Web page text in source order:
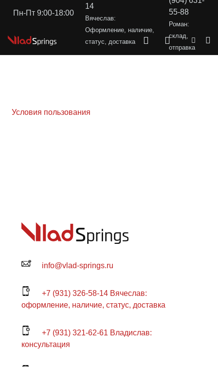
Пн-Пт 9:00-18:00
14
Вячеслав:
Оформление, наличие,
статус, доставка
55-88
Роман:
склад,
отправка
Условия пользования
info@vlad-springs.ru
+7 (931) 326-58-14 Вячеслав:
оформление, наличие, статус, доставка
+7 (931) 321-62-61 Владислав:
консультация